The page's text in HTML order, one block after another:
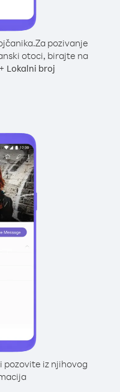
Za pozivanje
otoci, birajte na
Lokalni broj
pozovite iz njihovog